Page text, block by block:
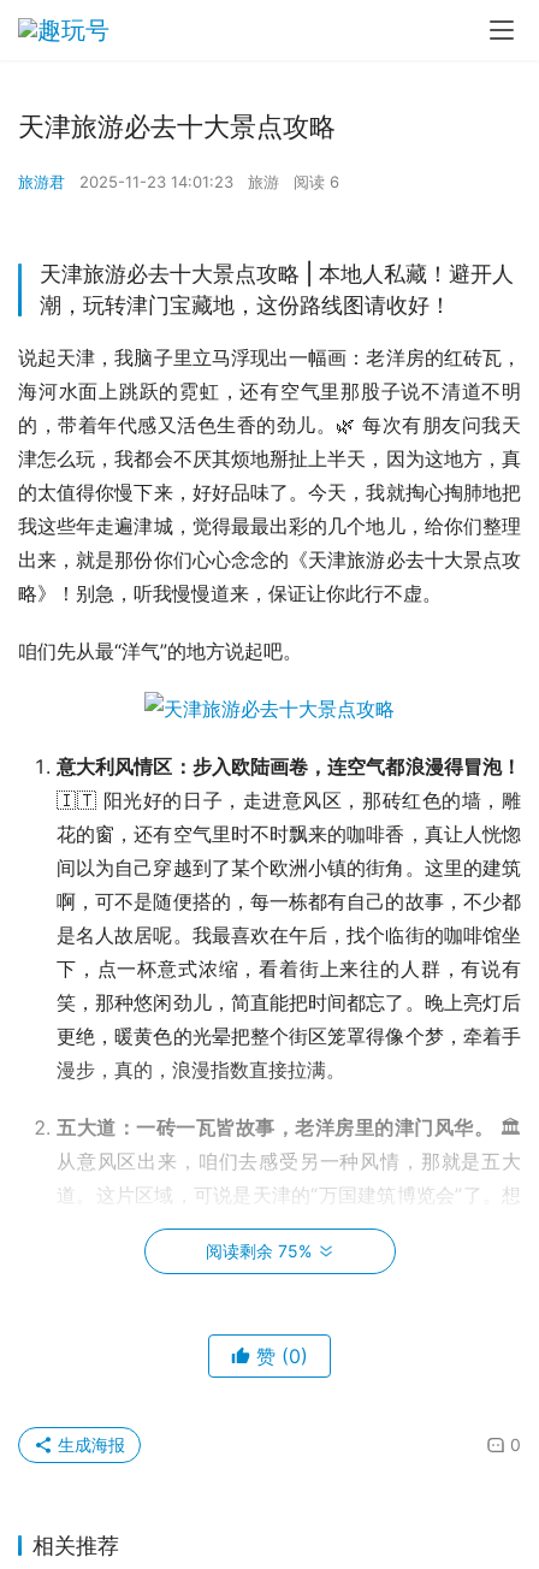
天津旅游必去十大景点攻略
旅游君 2025-11-23 14:01:23 旅游 阅读 6
天津旅游必去十大景点攻略 | 本地人私藏！避开人
潮，玩转津门宝藏地，这份路线图请收好！
说起天津，我脑子里立马浮现出一幅画：老洋房的红砖瓦，
海河水面上跳跃的霓虹，还有空气里那股子说不清道不明
的，带着年代感又活色生香的劲儿。🌿 每次有朋友问我天
津怎么玩，我都会不厌其烦地掰扯上半天，因为这地方，真
的太值得你慢下来，好好品味了。今天，我就掏心掏肺地把
我这些年走遍津城，觉得最最出彩的几个地儿，给你们整理
出来，就是那份你们心心念念的《天津旅游必去十大景点攻
略》！别急，听我慢慢道来，保证让你此行不虚。
咱们先从最“洋气”的地方说起吧。
意大利风情区：步入欧陆画卷，连空气都浪漫得冒泡！
🇮🇹 阳光好的日子，走进意风区，那砖红色的墙，雕
花的窗，还有空气里时不时飘来的咖啡香，真让人恍惚
间以为自己穿越到了某个欧洲小镇的街角。这里的建筑
啊，可不是随便搭的，每一栋都有自己的故事，不少都
是名人故居呢。我最喜欢在午后，找个临街的咖啡馆坐
下，点一杯意式浓缩，看着街上来往的人群，有说有
笑，那种悠闲劲儿，简直能把时间都忘了。晚上亮灯后
更绝，暖黄色的光晕把整个街区笼罩得像个梦，牵着手
漫步，真的，浪漫指数直接拉满。
五大道：一砖一瓦皆故事，老洋房里的津门风华。
🏛️
从意风区出来，咱们去感受另一种风情，那就是五大
道。这片区域，可说是天津的“万国建筑博览会”了。想
象一下，几百栋风格迥异的西洋小楼，什么英式、法
式、德式、西班牙式……林林总总，每一栋都像一部无
定要坐一次马车或者那种电瓶车，让车夫给你讲讲那些
楼背后的传奇故事，你会发现，原来历史可以这么鲜
仰望，感叹，甚至会悄悄脑补当年住在这里的人们，过
着怎样的生活。
来了天津，怎么能错过“天津之眼”呢？它可是世界上唯
阅读剩余 75%
赞 (0)
0
生成海报
相关推荐